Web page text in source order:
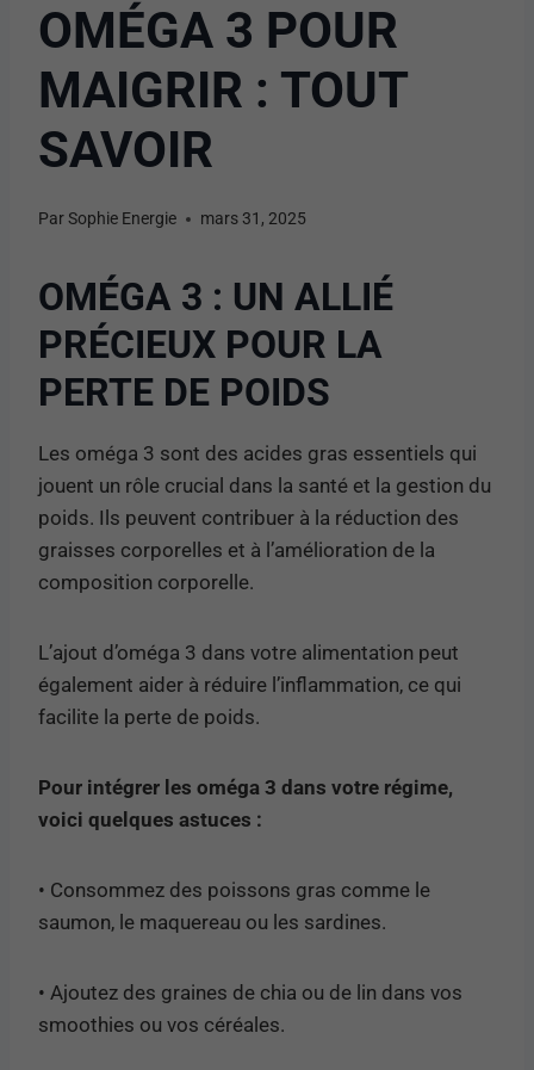
OMÉGA 3 POUR
MAIGRIR : TOUT
SAVOIR
ParSophie Energie mars 31, 2025
OMÉGA 3 : UN ALLIÉ
PRÉCIEUX POUR LA
PERTE DE POIDS
Les oméga 3 sont des acides gras essentiels qui
jouent un rôle crucial dans la santé et la gestion du
poids. Ils peuvent contribuer à la réduction des
graisses corporelles et à l’amélioration de la
composition corporelle.
L’ajout d’oméga 3 dans votre alimentation peut
également aider à réduire l’inflammation, ce qui
facilite la perte de poids.
Pour intégrer les oméga 3 dans votre régime,
voici quelques astuces :
• Consommez des poissons gras comme le
saumon, le maquereau ou les sardines.
• Ajoutez des graines de chia ou de lin dans vos
smoothies ou vos céréales.